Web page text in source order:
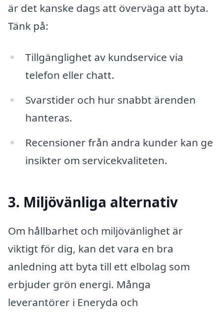
är det kanske dags att överväga att byta.
Tänk på:
Tillgänglighet av kundservice via
telefon eller chatt.
Svarstider och hur snabbt ärenden
hanteras.
Recensioner från andra kunder kan ge
insikter om servicekvaliteten.
3. Miljövänliga alternativ
Om hållbarhet och miljövänlighet är
viktigt för dig, kan det vara en bra
anledning att byta till ett elbolag som
erbjuder grön energi. Många
leverantörer i Eneryda och